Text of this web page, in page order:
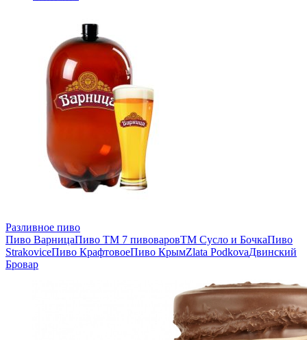
Разливное пиво
Пиво ВарницаПиво ТМ 7 пивоваровТМ Сусло и БочкаПиво
StrakoviceПиво КрафтовоеПиво КрымZlata PodkovaДвинский
Бровар